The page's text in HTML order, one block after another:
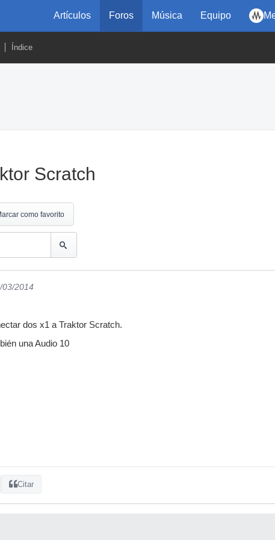
Artículos Foros Música Equipo
Índice
Scratch
como favorito
03/2014
dos x1 a Traktor Scratch.
una Audio 10
Citar